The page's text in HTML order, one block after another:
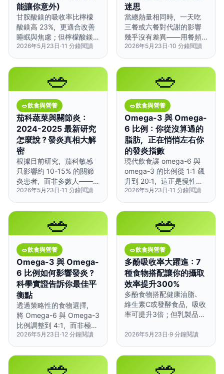
能讓你意外）
甘胺酸鎂的吸收率比檸檬
酸鎂高 23%，更適合改善
睡眠與焦慮；但檸檬酸鎂
在緩解便秘和預防腎結石
方面更勝一籌。
2026年5月23日 ·11 分鐘閱讀
迷思
當總熱量相同時，一天吃
三餐或六餐對代謝的影響
幾乎沒有差異——用餐頻
率的重要性遠比我們想像
的低。
2026年5月23日 ·10 分鐘閱讀
🥗
🥗飲食與營養
茄科蔬菜與關節炎：
2024-2025 最新研究
怎麼說？發炎真相大解
密
根據目前研究，茄科敏感
只影響約 10-15% 的關節
炎患者，而非多數人——
比起一刀切的禁食，個人
化測試更重要。
2026年5月23日 ·11 分鐘閱讀
🥗
🥗飲食與營養
Omega-3 與 Omega-
6 比例：你從沒算過的
脂肪，正在悄悄左右你
的發炎指數
現代飲食讓 omega-6 與
omega-3 的比例從 1:1 飆
升到 20:1，這正是慢性發
炎的推手——但只要幾個
簡單的替換，幾週內就能
開始扭轉局面。
2026年5月23日 ·11 分鐘閱讀
🥗
🥗飲食與營養
Omega-3 與 Omega-
6 比例如何影響發炎？
科學實證告訴你最佳平
衡點
透過策略性的食物選擇，
將 Omega-6 與 Omega-3
比例調整到 4:1，而非極端
限制 Omega-6 攝取。
2026年5月23日 ·12 分鐘閱讀
🥗
🥗飲食與營養
多酚吸收率大躍進：7
種食物搭配讓你的攝取
效率提升300%
多酚食物搭配健康油脂、
維生素C或發酵食品，吸收
率可提升3倍；但乳製品和
跌80%。
2026年5月23日 ·9 分鐘閱讀
🥗 🥗